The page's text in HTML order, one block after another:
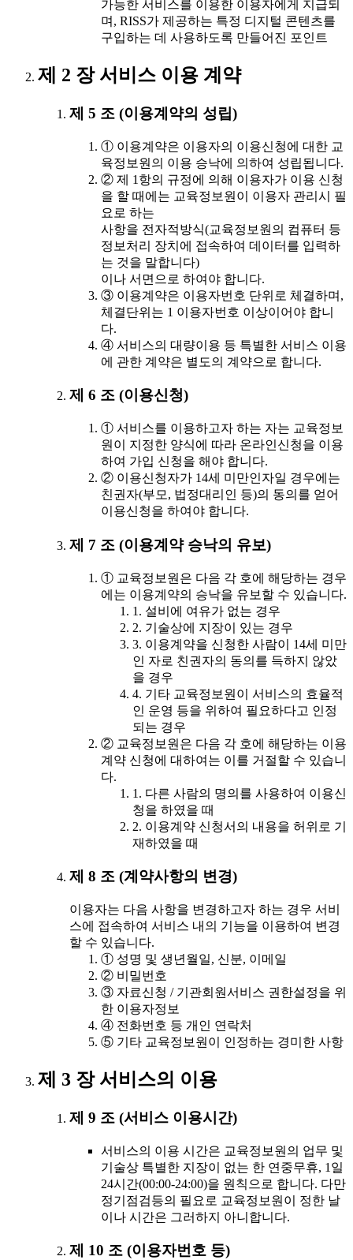
가능한 서비스를 이용한 이용자에게 지급되
며, RISS가 제공하는 특정 디지털 콘텐츠를
구입하는 데 사용하도록 만들어진 포인트
제 2 장 서비스 이용 계약
제 5 조 (이용계약의 성립)
① 이용계약은 이용자의 이용신청에 대한 교
육정보원의 이용 승낙에 의하여 성립됩니다.
② 제 1항의 규정에 의해 이용자가 이용 신청
을 할 때에는 교육정보원이 이용자 관리시 필
요로 하는
사항을 전자적방식(교육정보원의 컴퓨터 등
정보처리 장치에 접속하여 데이터를 입력하
는 것을 말합니다)
이나 서면으로 하여야 합니다.
③ 이용계약은 이용자번호 단위로 체결하며,
체결단위는 1 이용자번호 이상이어야 합니
다.
④ 서비스의 대량이용 등 특별한 서비스 이용
에 관한 계약은 별도의 계약으로 합니다.
제 6 조 (이용신청)
① 서비스를 이용하고자 하는 자는 교육정보
원이 지정한 양식에 따라 온라인신청을 이용
하여 가입 신청을 해야 합니다.
② 이용신청자가 14세 미만인자일 경우에는
친권자(부모, 법정대리인 등)의 동의를 얻어
이용신청을 하여야 합니다.
제 7 조 (이용계약 승낙의 유보)
① 교육정보원은 다음 각 호에 해당하는 경우
에는 이용계약의 승낙을 유보할 수 있습니다.
1. 설비에 여유가 없는 경우
2. 기술상에 지장이 있는 경우
3. 이용계약을 신청한 사람이 14세 미만
인 자로 친권자의 동의를 득하지 않았
을 경우
4. 기타 교육정보원이 서비스의 효율적
인 운영 등을 위하여 필요하다고 인정
되는 경우
② 교육정보원은 다음 각 호에 해당하는 이용
계약 신청에 대하여는 이를 거절할 수 있습니
다.
1. 다른 사람의 명의를 사용하여 이용신
청을 하였을 때
2. 이용계약 신청서의 내용을 허위로 기
재하였을 때
제 8 조 (계약사항의 변경)
이용자는 다음 사항을 변경하고자 하는 경우 서비
스에 접속하여 서비스 내의 기능을 이용하여 변경
할 수 있습니다.
① 성명 및 생년월일, 신분, 이메일
② 비밀번호
③ 자료신청 / 기관회원서비스 권한설정을 위
한 이용자정보
④ 전화번호 등 개인 연락처
⑤ 기타 교육정보원이 인정하는 경미한 사항
제 3 장 서비스의 이용
제 9 조 (서비스 이용시간)
서비스의 이용 시간은 교육정보원의 업무 및
기술상 특별한 지장이 없는 한 연중무휴, 1일
24시간(00:00-24:00)을 원칙으로 합니다. 다만
정기점검등의 필요로 교육정보원이 정한 날
이나 시간은 그러하지 아니합니다.
제 10 조 (이용자번호 등)